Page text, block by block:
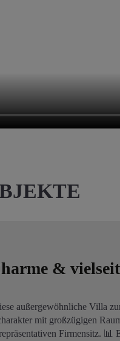
&
außergewöhnliche Villa
mit großzügigen
Firmensitz. 📊